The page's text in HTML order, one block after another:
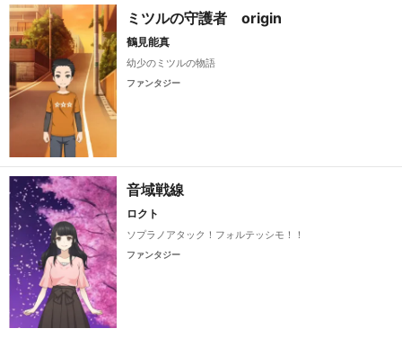
ミツルの守護者 origin
鶴見能真
幼少のミツルの物語
ファンタジー
音域戦線
ロクト
ソプラノアタック！フォルテッシモ！！
ファンタジー